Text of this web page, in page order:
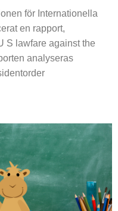
för Internationella
en rapport,
S lawfare against the
analyseras